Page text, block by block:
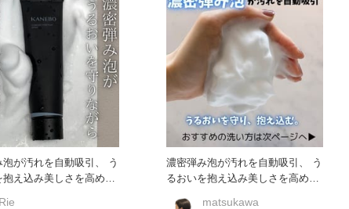
泡が汚れを自動吸引、 う
え込み美しさを高める
Rie
濃密弾み泡が汚れを自動吸引、 う
るおいを抱え込み美しさを高める
matsukawa